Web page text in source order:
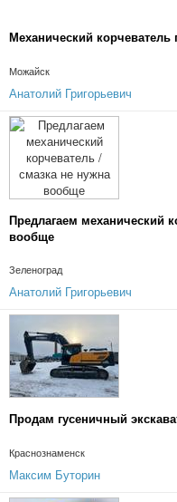
Механический корчеватель
Можайск
Анатолий Григорьевич
Предлагаем механический
вообще
Зеленоград
Анатолий Григорьевич
Продам гусеничный
Краснознаменск
Максим Буторин